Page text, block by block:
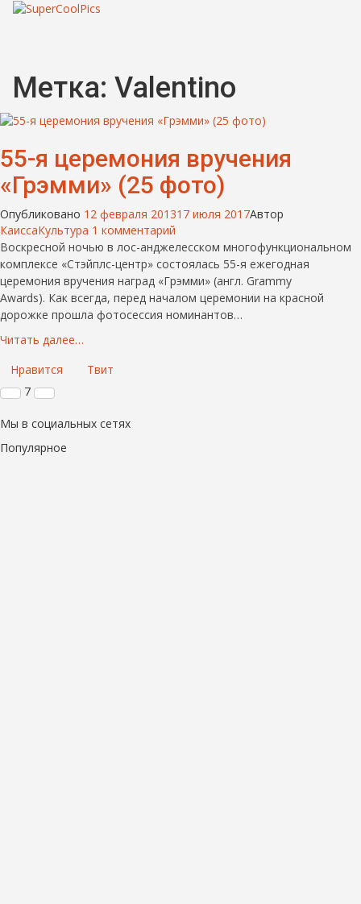
Метка: Valentino
55-я церемония вручения
«Грэмми» (25 фото)
Опубликовано 12 февраля 201317 июля 2017Автор
КаиссаКультура 1 комментарий
Воскресной ночью в лос-анджелесском многофункциональном
комплексе «Стэйплс-центр» состоялась 55-я ежегодная
церемония вручения наград «Грэмми» (англ. Grammy
Awards). Как всегда, перед началом церемонии на красной
дорожке прошла фотосессия номинантов…
Читать далее…
Нравится
Твит
7
Мы в социальных сетях
Популярное